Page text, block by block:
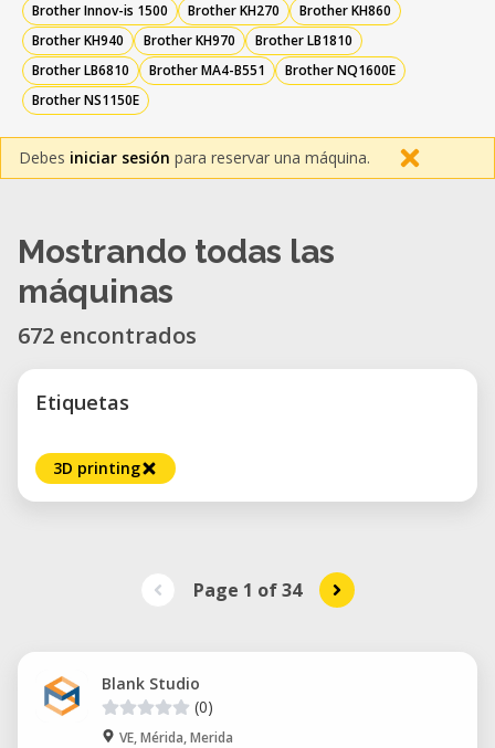
Brother Innov-is 1500
Brother KH270
Brother KH860
Brother KH940
Brother KH970
Brother LB1810
Brother LB6810
Brother MA4-B551
Brother NQ1600E
Brother NS1150E
Debes iniciar sesión para reservar una máquina.
Mostrando todas las
máquinas
672 encontrados
Etiquetas
3D printing
Page 1 of34
Blank Studio
(0)
VE, Mérida, Merida